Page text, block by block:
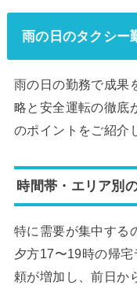
雨の日のタクシー
雨の日の勤務で成果
略と安全運転の徹底
のポイントをご紹介
時間帯・エリア別
特に需要が集中する
夕方17〜19時の帰
頼が増加し、前日か